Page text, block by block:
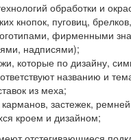
обработки и
кнопок, пуговиц,
фирменными
надписями);
которые по дизайну,
названию и
из меха;
карманов, застежек,
кроем и дизайном;